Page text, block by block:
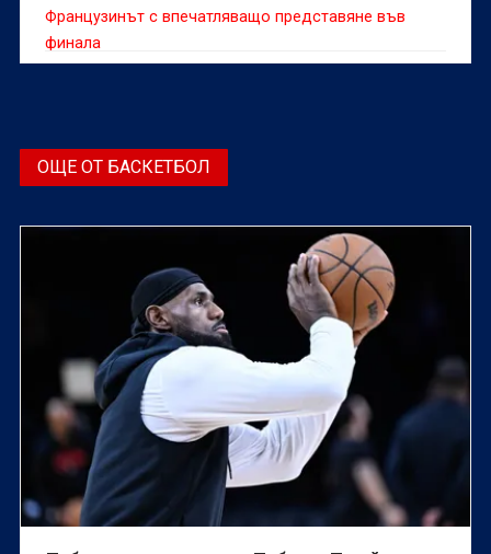
Французинът с впечатляващо представяне във
финала
ОЩЕ ОТ БАСКЕТБОЛ